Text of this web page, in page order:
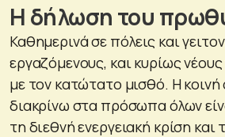
Η δήλωση του
Καθημερινά σε πόλεις και
εργαζόμενους, και κυρίως
με τον κατώτατο μισθό. Η
διακρίνω στα πρόσωπα όλων
τη διεθνή ενεργειακή κρίση